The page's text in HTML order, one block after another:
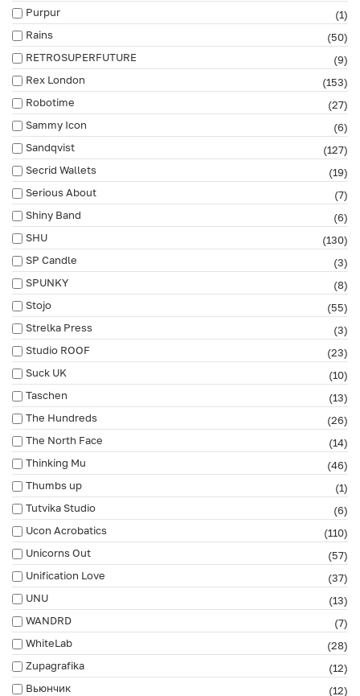
Purpur
(1)
Rains
(50)
RETROSUPERFUTURE
(9)
Rex London
(153)
Robotime
(27)
Sammy Icon
(6)
Sandqvist
(127)
Secrid Wallets
(19)
Serious About
(7)
Shiny Band
(6)
SHU
(130)
SP Candle
(3)
SPUNKY
(8)
Stojo
(55)
Strelka Press
(3)
Studio ROOF
(23)
Suck UK
(10)
Taschen
(13)
The Hundreds
(26)
The North Face
(14)
Thinking Mu
(46)
Thumbs up
(1)
Tutvika Studio
(6)
Ucon Acrobatics
(110)
Unicorns Out
(57)
Unification Love
(37)
UNU
(13)
WANDRD
(7)
WhiteLab
(28)
Zupagrafika
(12)
Вьюнчик
(12)